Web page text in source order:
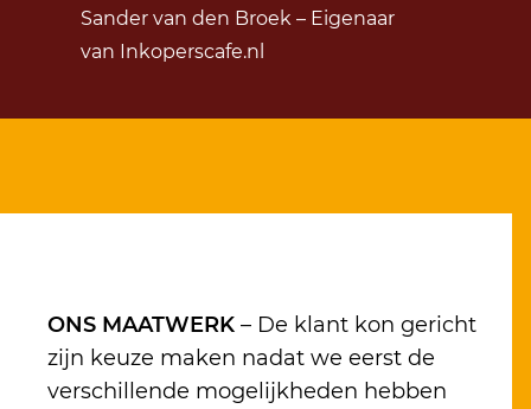
Sander van den Broek – Eigenaar
van Inkoperscafe.nl
ONS MAATWERK – De klant kon gericht
zijn keuze maken nadat we eerst de
verschillende mogelijkheden hebben